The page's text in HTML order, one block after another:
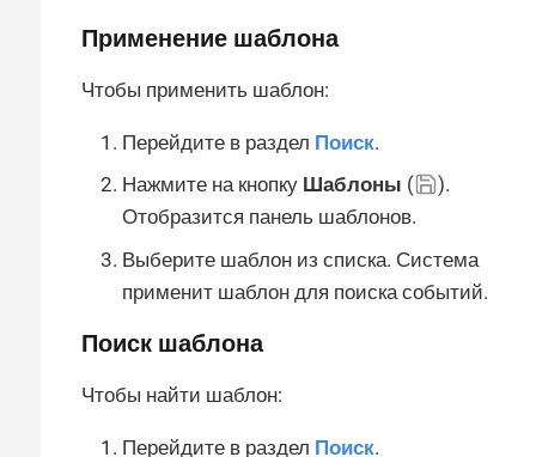
Применение шаблона
Чтобы применить шаблон:
Перейдите в раздел Поиск.
Нажмите на кнопку Шаблоны (
).
Отобразится панель шаблонов.
Выберите шаблон из списка. Система
применит шаблон для поиска событий.
Поиск шаблона
Чтобы найти шаблон:
Перейдите в раздел Поиск.